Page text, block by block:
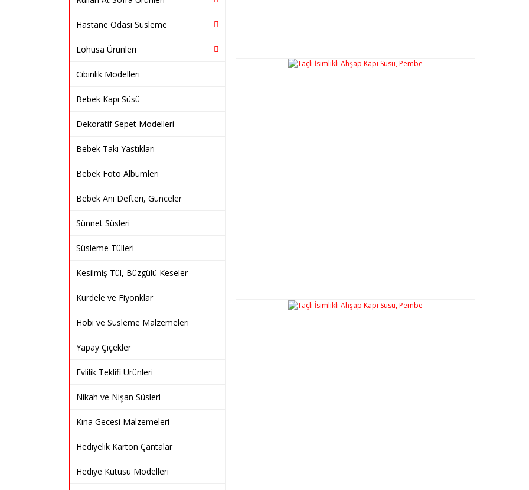
Hastane Odası Süsleme
Lohusa Ürünleri
Cibinlik Modelleri
Bebek Kapı Süsü
Dekoratif Sepet Modelleri
Bebek Takı Yastıkları
Bebek Foto Albümleri
Bebek Anı Defteri, Günceler
Sünnet Süsleri
Süsleme Tülleri
Kesilmiş Tül, Büzgülü Keseler
Kurdele ve Fiyonklar
Hobi ve Süsleme Malzemeleri
Yapay Çiçekler
Evlilik Teklifi Ürünleri
Nikah ve Nişan Süsleri
Kına Gecesi Malzemeleri
Hediyelik Karton Çantalar
Hediye Kutusu Modelleri